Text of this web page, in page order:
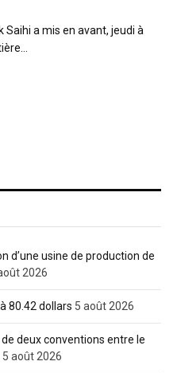
Saihi a mis en avant, jeudi à
d’une usine de production de
2026
80.42 dollars 5 août 2026
deux conventions entre le
5 août 2026